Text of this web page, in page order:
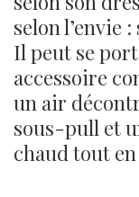
selon l’envie
Il peut se
accessoire
un air
sous-pull et
chaud tout